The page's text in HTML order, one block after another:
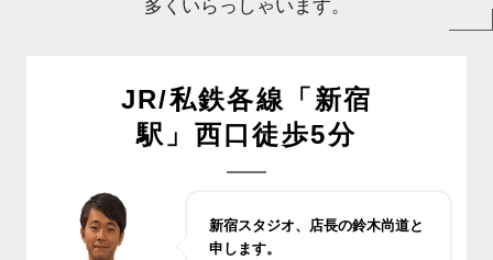
多くいらっしゃいます。
JR/私鉄各線「新宿
駅」西口徒歩5分
新宿スタジオ、店長の鈴木尚道と
申します。